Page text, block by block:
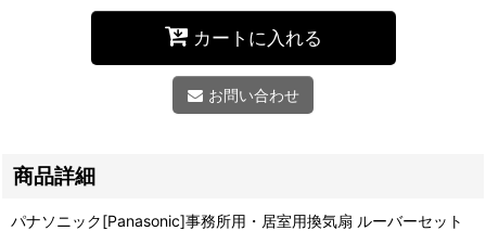
カートに入れる
お問い合わせ
商品詳細
パナソニック[Panasonic]事務所用・居室用換気扇 ルーバーセット